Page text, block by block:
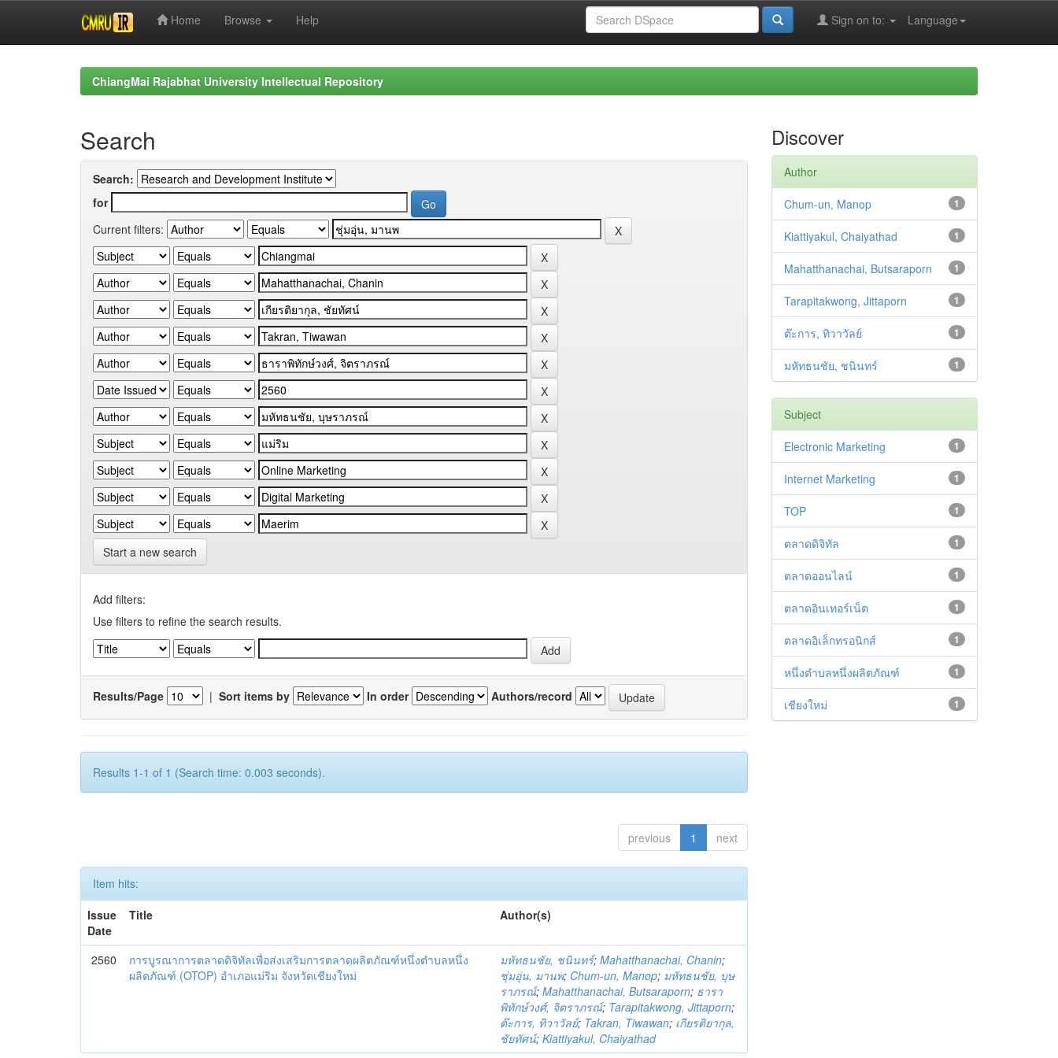
Home Browse Help Language
Sign on to:
ChiangMai Rajabhat University Intellectual Repository
Search
Search:
for
Current filters:
Start a new search
Add filters:
Use filters to refine the search results.
Results/Page | Sort items by In order Authors/record
Results 1-1 of 1 (Search time: 0.003 seconds).
previous 1 next
Item hits:
Issue
Date
Title Author(s)
2560
การบูรณาการตลาดดิจิทัลเพื่อส่งเสริมการตลาดผลิตภัณฑ์หนึ่งตำบลหนึ่ง
ผลิตภัณฑ์ (OTOP) อำเภอแม่ริม จังหวัดเชียงใหม่
มหัทธนชัย, ชนินทร์;Mahatthanachai, Chanin;
ชุ่มอุ่น, มานพ; Chum-un, Manop; มหัทธนชัย, บุษ
ราภรณ์;Mahatthanachai, Butsaraporn; ธารา
พิทักษ์วงศ์, จิตราภรณ์; Tarapitakwong, Jittaporn;
ต๊ะการ, ทิวาวัลย์; Takran, Tiwawan; เกียรติยากุล,
ชัยทัศน์;Kiattiyakul, Chaiyathad
Discover
Author
1
Chum-un, Manop
1
Kiattiyakul, Chaiyathad
1
Mahatthanachai, Butsaraporn
1
Tarapitakwong, Jittaporn
1
ต๊ะการ, ทิวาวัลย์
1
มหัทธนชัย, ชนินทร์
Subject
1
Electronic Marketing
1
Internet Marketing
1
TOP
1
ตลาดดิจิทัล
1
ตลาดออนไลน์
1
ตลาดอินเทอร์เน็ต
1
ตลาดอิเล็กทรอนิกส์
1
หนึ่งตำบลหนึ่งผลิตภัณฑ์
1
เชียงใหม่